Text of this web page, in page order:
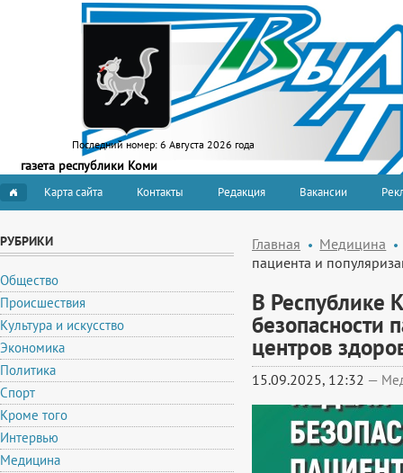
Последний номер: 6 Августа 2026 года
газета республики Коми
Карта сайта Контакты Редакция Вакансии
РУБРИКИ
Общество
Происшествия
Культура и искусство
Экономика
Политика
Спорт
Кроме того
Интервью
Медицина
Главная
Медицина
пациента и
В Республике
безопасности
центров
15.09.2025, 12:32 —